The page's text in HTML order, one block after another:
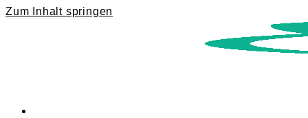
Zum Inhalt springen